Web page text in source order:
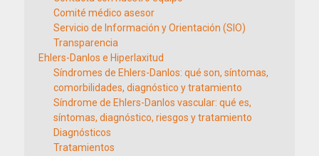
Comité médico asesor
Servicio de Información y Orientación (SIO)
Transparencia
Ehlers-Danlos e Hiperlaxitud
Síndromes de Ehlers-Danlos: qué son, síntomas,
comorbilidades, diagnóstico y tratamiento
Síndrome de Ehlers-Danlos vascular: qué es,
síntomas, diagnóstico, riesgos y tratamiento
Diagnósticos
Tratamientos